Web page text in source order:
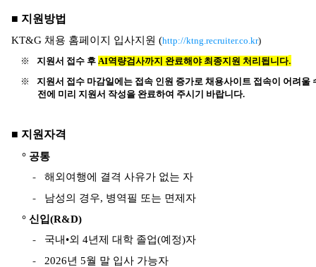
■ 지원방법
KT&G채용 홈페이지 입사지원 (http://ktng.recruiter.co.kr)
※ 지원서 접수 후 AI역량검사까지 완료해야 최종지원 처리됩니다.
※
지원서 접수 마감일에는 접속 인원 증가로 채용사이트 접속이 어려울
전에 미리 지원서 작성을 완료하여 주시기 바랍니다.
■ 지원자격
° 공통
-
해외여행에 결격 사유가 없는 자
-
남성의 경우, 병역필 또는 면제자
° 신입(R&D)
-
국내•외 4년제 대학 졸업(예정)자
-
2026년 5월 말 입사 가능자